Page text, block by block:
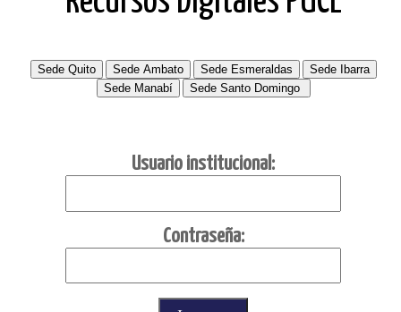
Usuario institucional:
Contraseña: